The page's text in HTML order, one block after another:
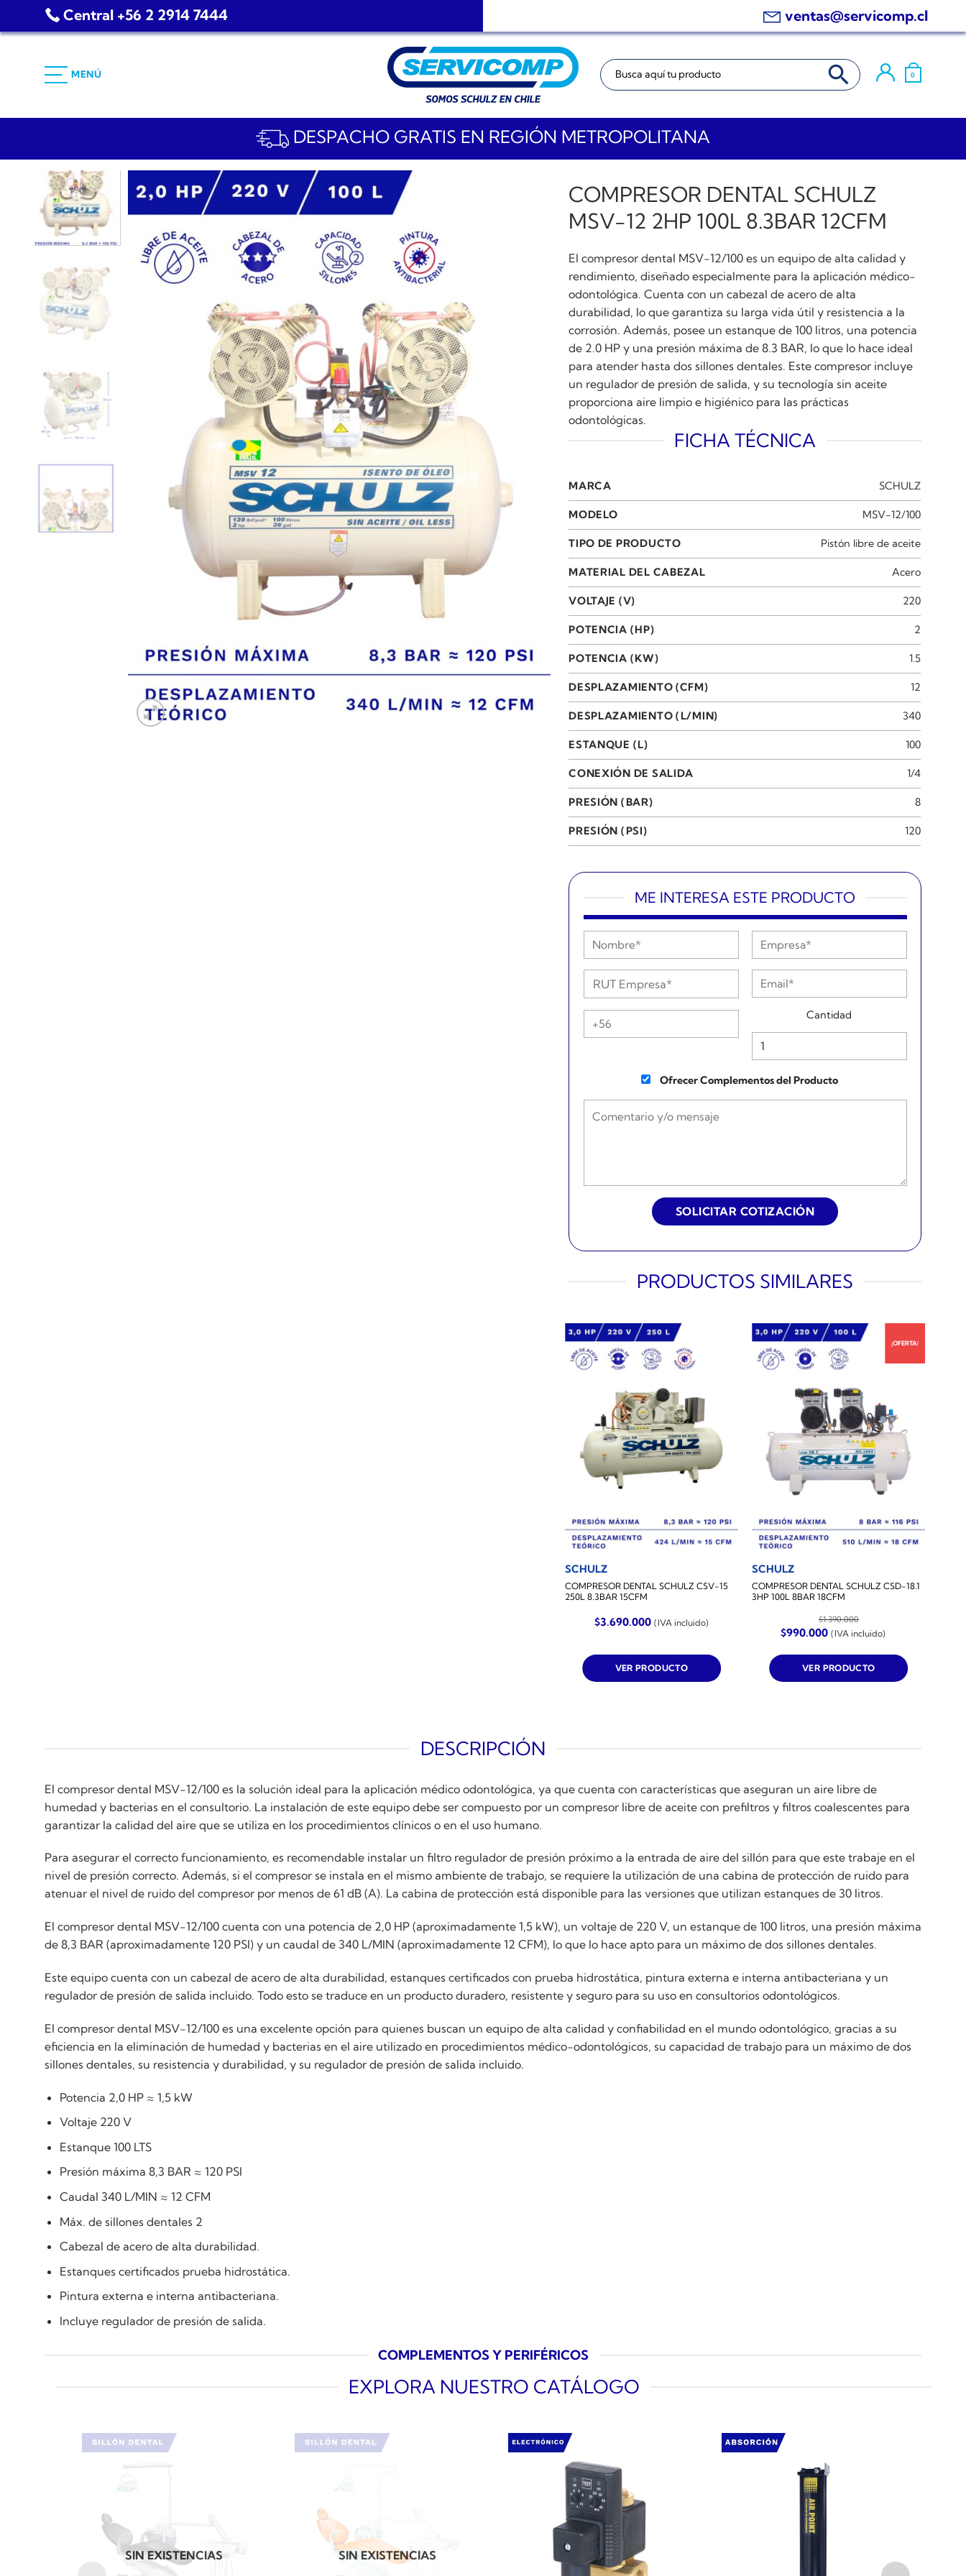
Central +56 2 2914 7444 ventas@servicomp.cl
MENÚ
Buscar: BOTÓN DE BÚSQUEDA
0
DESPACHO GRATIS EN REGIÓN METROPOLITANA
COMPRESOR DENTAL SCHULZ
MSV-12 2HP 100L 8.3BAR 12CFM
El compresor dental MSV-12/100 es un equipo de alta calidad y
rendimiento, diseñado especialmente para la aplicación médico-
odontológica. Cuenta con un cabezal de acero de alta
durabilidad, lo que garantiza su larga vida útil y resistencia a la
corrosión. Además, posee un estanque de 100 litros, una potencia
de 2.0 HP y una presión máxima de 8.3 BAR, lo que lo hace ideal
para atender hasta dos sillones dentales. Este compresor incluye
un regulador de presión de salida, y su tecnología sin aceite
proporciona aire limpio e higiénico para las prácticas
odontológicas.
FICHA TÉCNICA
MARCA SCHULZ
MODELO MSV-12/100
TIPO DE PRODUCTO Pistón libre de aceite
MATERIAL DEL CABEZAL Acero
VOLTAJE (V) 220
POTENCIA (HP) 2
POTENCIA (KW) 1.5
DESPLAZAMIENTO (CFM) 12
DESPLAZAMIENTO (L/MIN) 340
ESTANQUE (L) 100
CONEXIÓN DE SALIDA 1/4
PRESIÓN (BAR) 8
PRESIÓN (PSI) 120
ME INTERESA ESTE PRODUCTO
Cantidad
Ofrecer Complementos del Producto
PRODUCTOS SIMILARES
SCHULZ
COMPRESOR DENTAL SCHULZ CSV-15
250L 8.3BAR 15CFM
$3.690.000 (IVA incluido)
VER PRODUCTO
¡OFERTA!
SCHULZ
COMPRESOR DENTAL SCHULZ CSD-18.1
3HP 100L 8BAR 18CFM
$1.390.000
El
precio
original
$1.390.000.
$990.000El
precio
actual
es:
$990.000.
(IVA incluido)
VER PRODUCTO
DESCRIPCIÓN
El compresor dental MSV-12/100 es la solución ideal para la aplicación médico odontológica, ya que cuenta con características que aseguran un aire libre de
humedad y bacterias en el consultorio. La instalación de este equipo debe ser compuesto por un compresor libre de aceite con prefiltros y filtros coalescentes para
garantizar la calidad del aire que se utiliza en los procedimientos clínicos o en el uso humano.
Para asegurar el correcto funcionamiento, es recomendable instalar un filtro regulador de presión próximo a la entrada de aire del sillón para que este trabaje en el
nivel de presión correcto. Además, si el compresor se instala en el mismo ambiente de trabajo, se requiere la utilización de una cabina de protección de ruido para
atenuar el nivel de ruido del compresor por menos de 61 dB (A). La cabina de protección está disponible para las versiones que utilizan estanques de 30 litros.
El compresor dental MSV-12/100 cuenta con una potencia de 2,0 HP (aproximadamente 1,5 kW), un voltaje de 220 V, un estanque de 100 litros, una presión máxima
de 8,3 BAR (aproximadamente 120 PSI) y un caudal de 340 L/MIN (aproximadamente 12 CFM), lo que lo hace apto para un máximo de dos sillones dentales.
Este equipo cuenta con un cabezal de acero de alta durabilidad, estanques certificados con prueba hidrostática, pintura externa e interna antibacteriana y un
regulador de presión de salida incluido. Todo esto se traduce en un producto duradero, resistente y seguro para su uso en consultorios odontológicos.
El compresor dental MSV-12/100 es una excelente opción para quienes buscan un equipo de alta calidad y confiabilidad en el mundo odontológico, gracias a su
eficiencia en la eliminación de humedad y bacterias en el aire utilizado en procedimientos médico-odontológicos, su capacidad de trabajo para un máximo de dos
sillones dentales, su resistencia y durabilidad, y su regulador de presión de salida incluido.
Potencia 2,0 HP ≈ 1,5 kW
Voltaje 220 V
Estanque 100 LTS
Presión máxima 8,3 BAR ≈ 120 PSI
Caudal 340 L/MIN ≈ 12 CFM
Máx. de sillones dentales 2
Cabezal de acero de alta durabilidad.
Estanques certificados prueba hidrostática.
Pintura externa e interna antibacteriana.
Incluye regulador de presión de salida.
COMPLEMENTOS Y PERIFÉRICOS
EXPLORA NUESTRO CATÁLOGO
SIN EXISTENCIAS SIN EXISTENCIAS